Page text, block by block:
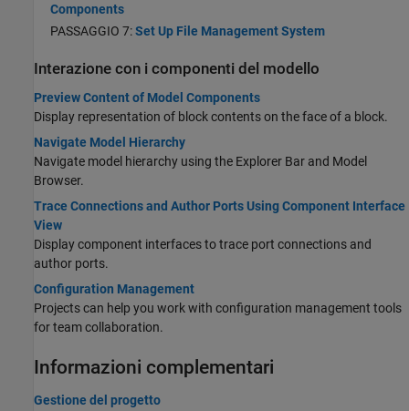
Components
PASSAGGIO 7:Set Up File Management System
Interazione con i componenti del modello
Preview Content of Model Components
Display representation of block contents on the face of a block.
Navigate Model Hierarchy
Navigate model hierarchy using the Explorer Bar and Model
Browser.
Trace Connections and Author Ports Using Component Interface
View
Display component interfaces to trace port connections and
author ports.
Configuration Management
Projects can help you work with configuration management tools
for team collaboration.
Informazioni complementari
Gestione del progetto